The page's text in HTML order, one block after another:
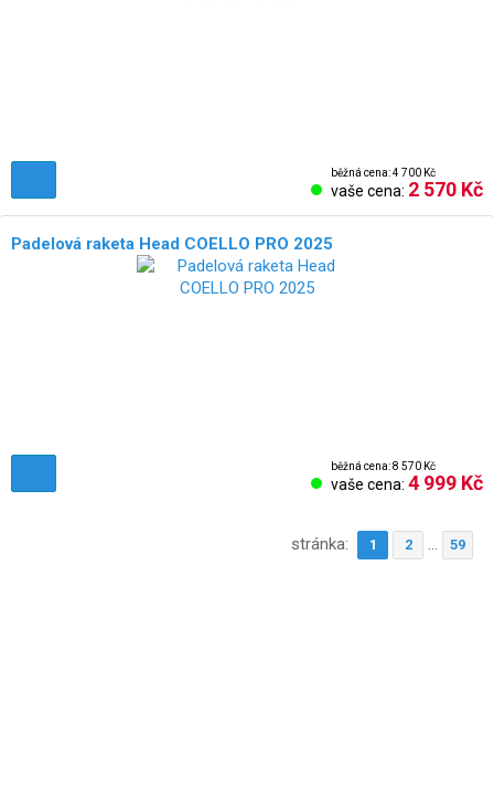
běžná cena: 4 700 Kč
vaše cena: 2 570 Kč
Padelová raketa Head COELLO PRO 2025
běžná cena: 8 570 Kč
vaše cena: 4 999 Kč
stránka: 1 2 ... 59